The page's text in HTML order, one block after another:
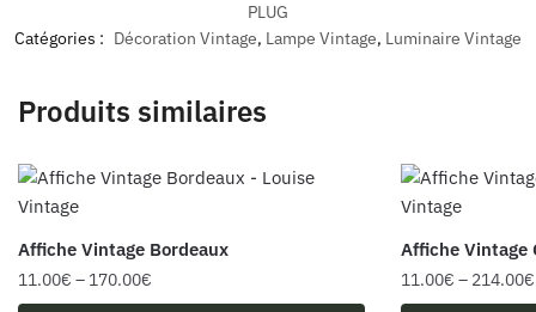
PLUG
Catégories : Décoration Vintage, Lampe Vintage, Luminaire Vintage
Produits similaires
Affiche Vintage Bordeaux
11.00€ – 170.00€
Affiche Vintage
11.00€ – 214.00€